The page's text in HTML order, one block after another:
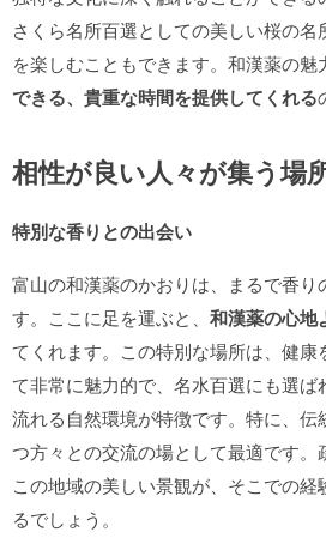
さくら名所百選としての美しい桜の
を楽しむこともできます。和漢薬の魅
できる、貴重な時間を提供してくれる
相性が良い人々が集う場
特別な香りとの出会い
富山の和漢薬のかおりは、まるで香り
す。ここに足を運ぶと、 和漢薬の心地
てくれます。この特別な場所は、健康
て非常に魅力的で、名水百選にも選
流れる自然環境が特徴です。特に、
つ方々との交流の場として最適です。
この地域の美しい景観が、そこでの
るでしょう。